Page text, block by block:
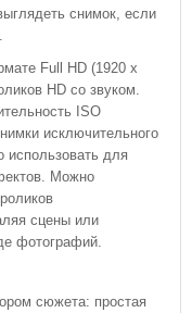
снимок, если
Full HD (1920 x
HD со звуком.
ISO
исключительного
использовать для
Можно
сцены или
фотографий.
сюжета: простая